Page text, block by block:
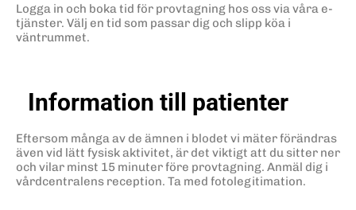
Logga in och boka tid för provtagning hos oss via våra e-
tjänster. Välj en tid som passar dig och slipp köa i
väntrummet.
Information till patienter
Eftersom många av de ämnen i blodet vi mäter förändras
även vid lätt fysisk aktivitet, är det viktigt att du sitter ner
och vilar minst 15 minuter före provtagning. Anmäl dig i
vårdcentralens reception. Ta med fotolegitimation.